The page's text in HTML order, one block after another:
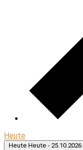
Heute
Heute Heute - 25.10.2026